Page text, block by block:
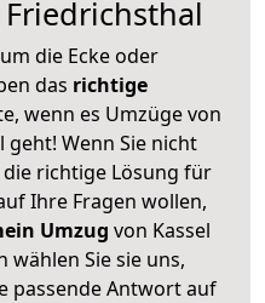
die Ecke oder
das richtige
wenn es Umzüge von
geht! Wenn Sie nicht
richtige Lösung für
Ihre Fragen wollen,
Umzug von Kassel
wählen Sie sie uns,
passende Antwort auf